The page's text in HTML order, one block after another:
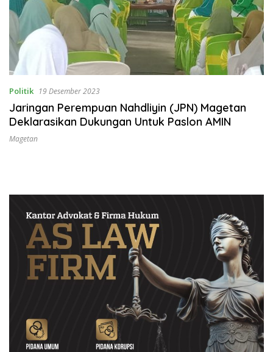
Politik 19 Desember 2023
Jaringan Perempuan Nahdliyin (JPN) Magetan
Deklarasikan Dukungan Untuk Paslon AMIN
Magetan